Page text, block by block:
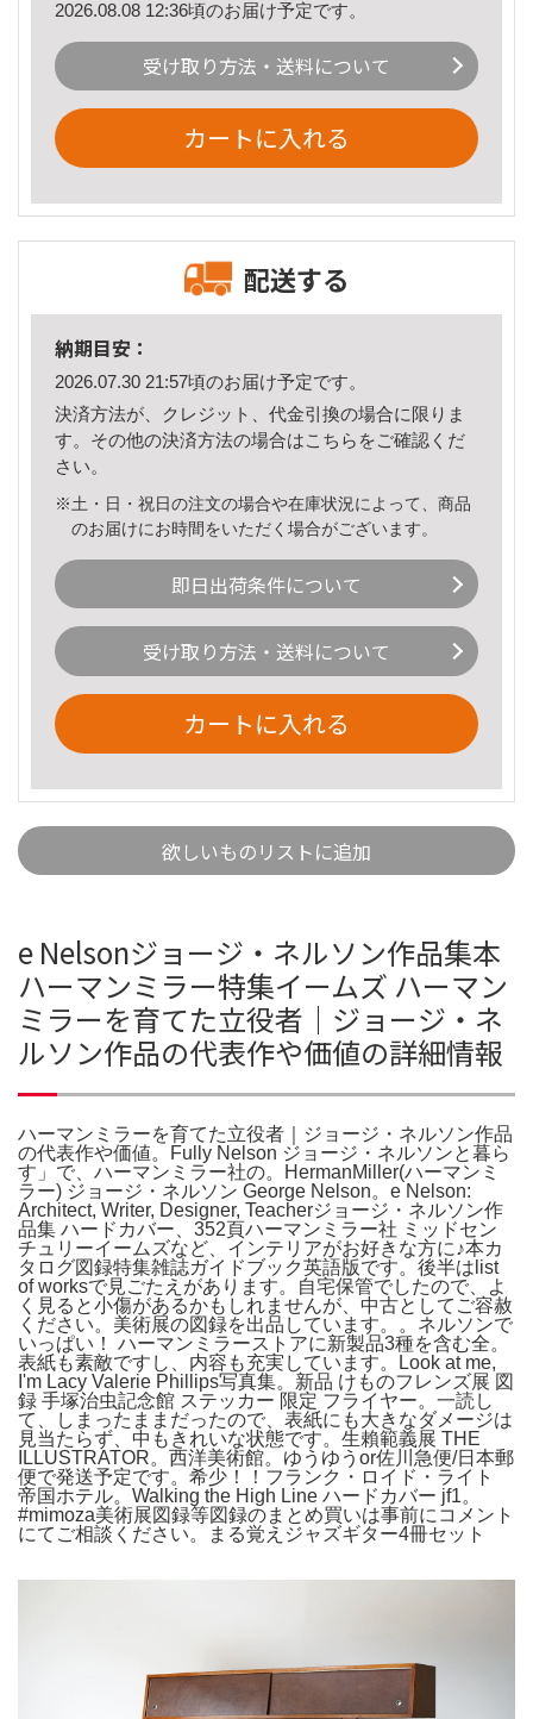
2026.08.08 12:36頃のお届け予定です。
受け取り方法・送料について
カートに入れる
配送する
納期目安：
2026.07.30 21:57頃のお届け予定です。
決済方法が、クレジット、代金引換の場合に限りま
す。その他の決済方法の場合はこちら をご確認くだ
さい。
※土・日・祝日の注文の場合や在庫状況によって、商品
のお届けにお時間をいただく場合がございます。
即日出荷条件について
受け取り方法・送料について
カートに入れる
欲しいものリストに追加
e Nelsonジョージ・ネルソン作品集本
ハーマンミラー特集イームズ ハーマン
ミラーを育てた立役者｜ジョージ・ネ
ルソン作品の代表作や価値の詳細情報
ハーマンミラーを育てた立役者｜ジョージ・ネルソン作品
の代表作や価値。Fully Nelson ジョージ・ネルソンと暮ら
す」で、ハーマンミラー社の。HermanMiller(ハーマンミ
ラー) ジョージ・ネルソン George Nelson。e Nelson:
Architect, Writer, Designer, Teacherジョージ・ネルソン作
品集 ハードカバー、352頁ハーマンミラー社 ミッドセン
チュリーイームズなど、インテリアがお好きな方に♪本カ
タログ図録特集雑誌ガイドブック英語版です。後半はlist
of worksで見ごたえがあります。自宅保管でしたので、よ
く見ると小傷があるかもしれませんが、中古としてご容赦
ください。美術展の図録を出品しています。。ネルソンで
いっぱい！ ハーマンミラーストアに新製品3種を含む全。
表紙も素敵ですし、内容も充実しています。Look at me,
I'm Lacy Valerie Phillips写真集。新品 けものフレンズ展 図
録 手塚治虫記念館 ステッカー 限定 フライヤー。一読し
て、しまったままだったので、表紙にも大きなダメージは
見当たらず、中もきれいな状態です。生賴範義展 THE
ILLUSTRATOR。西洋美術館。ゆうゆうor佐川急便/日本郵
便で発送予定です。希少！！フランク・ロイド・ライト
帝国ホテル。Walking the High Line ハードカバー jf1。
#mimoza美術展図録等図録のまとめ買いは事前にコメント
にてご相談ください。まる覚えジャズギター4冊セット